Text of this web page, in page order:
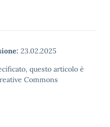
23.02.2025
questo articolo è
Commons